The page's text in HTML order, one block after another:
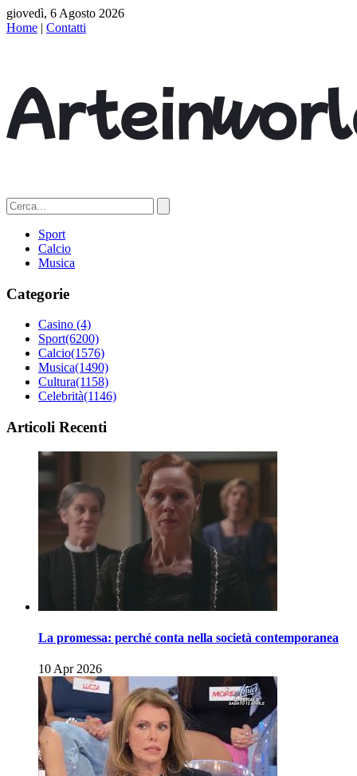
giovedì, 6 Agosto 2026
Home | Contatti
Sport
Calcio
Musica
Categorie
Casino (4)
Sport(6200)
Calcio(1576)
Musica(1490)
Cultura(1158)
Celebrità(1146)
Articoli Recenti
La promessa: perché conta nella società contemporanea
10 Apr 2026